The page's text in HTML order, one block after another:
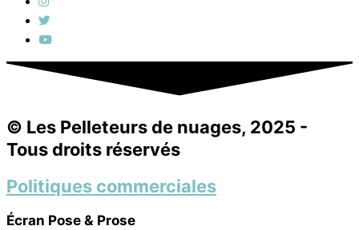
© Les Pelleteurs de nuages, 2025 -
Tous droits réservés
Politiques commerciales
Écran Pose & Prose